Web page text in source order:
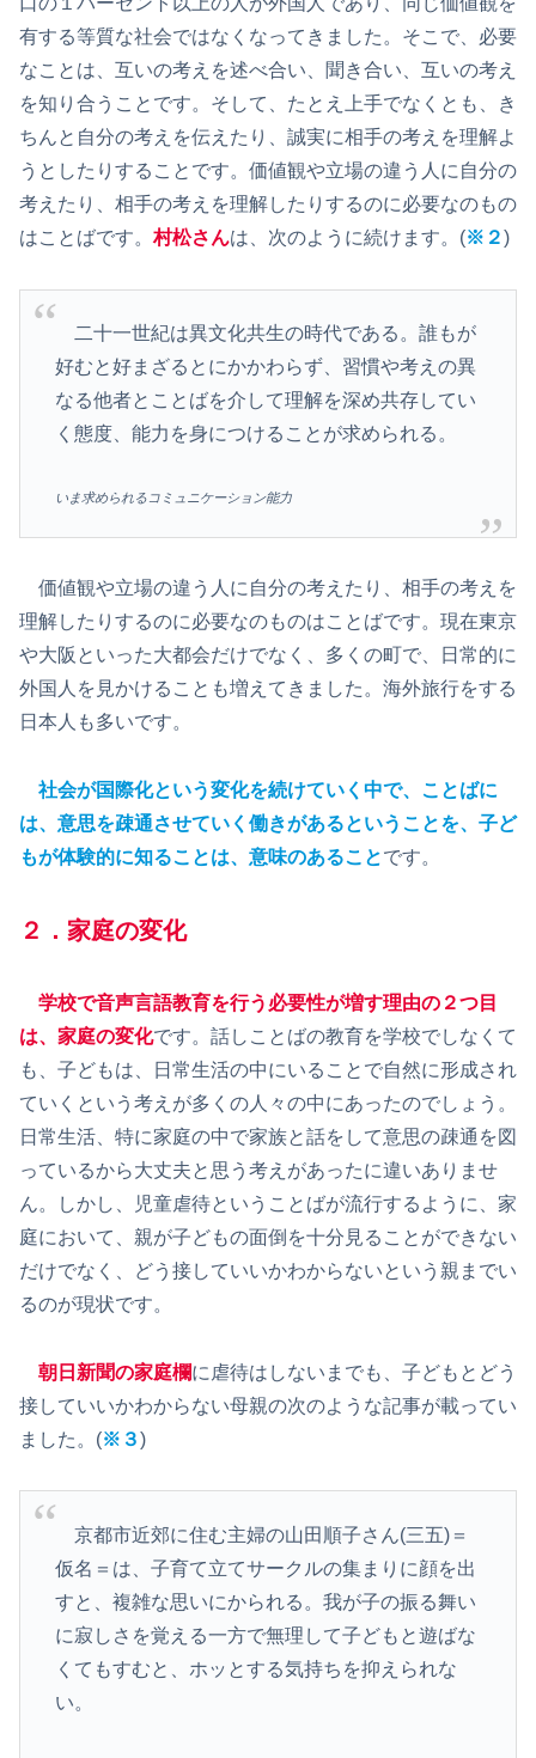
有する等質な社会ではなくなってきました。そこで、必要
なことは、互いの考えを述べ合い、聞き合い、互いの考え
を知り合うことです。そして、たとえ上手でなくとも、き
ちんと自分の考えを伝えたり、誠実に相手の考えを理解よ
うとしたりすることです。価値観や立場の違う人に自分の
考えたり、相手の考えを理解したりするのに必要なのもの
はことばです。村松さんは、次のように続けます。(※２)
二十一世紀は異文化共生の時代である。誰もが
好むと好まざるとにかかわらず、習慣や考えの異
なる他者とことばを介して理解を深め共存してい
く態度、能力を身につけることが求められる。
いま求められるコミュニケーション能力
価値観や立場の違う人に自分の考えたり、相手の考えを
理解したりするのに必要なのものはことばです。現在東京
や大阪といった大都会だけでなく、多くの町で、日常的に
外国人を見かけることも増えてきました。海外旅行をする
日本人も多いです。
社会が国際化という変化を続けていく中で、ことばに
は、意思を疎通させていく働きがあるということを、子ど
もが体験的に知ることは、意味のあることです。
２．家庭の変化
学校で音声言語教育を行う必要性が増す理由の２つ目
は、家庭の変化です。話しことばの教育を学校でしなくて
も、子どもは、日常生活の中にいることで自然に形成され
ていくという考えが多くの人々の中にあったのでしょう。
日常生活、特に家庭の中で家族と話をして意思の疎通を図
っているから大丈夫と思う考えがあったに違いありませ
ん。しかし、児童虐待ということばが流行するように、家
庭において、親が子どもの面倒を十分見ることができない
だけでなく、どう接していいかわからないという親までい
るのが現状です。
朝日新聞の家庭欄に虐待はしないまでも、子どもとどう
接していいかわからない母親の次のような記事が載ってい
ました。(※３)
京都市近郊に住む主婦の山田順子さん(三五)＝
仮名＝は、子育て立てサークルの集まりに顔を出
すと、複雑な思いにかられる。我が子の振る舞い
に寂しさを覚える一方で無理して子どもと遊ばな
くてもすむと、ホッとする気持ちを抑えられな
い。